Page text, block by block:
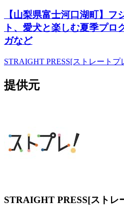
【山梨県富士河口湖町】フ
ト、愛犬と楽しむ夏季プロ
ガなど
STRAIGHT PRESS[ストレートプ
提供元
STRAIGHT PRESS[ストレ